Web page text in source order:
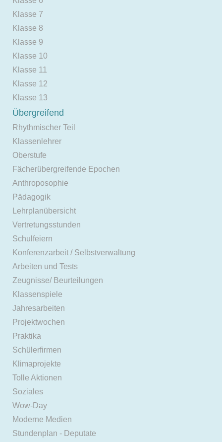
Klasse 7
Klasse 8
Klasse 9
Klasse 10
Klasse 11
Klasse 12
Klasse 13
Übergreifend
Rhythmischer Teil
Klassenlehrer
Oberstufe
Fächerübergreifende Epochen
Anthroposophie
Pädagogik
Lehrplanübersicht
Vertretungsstunden
Schulfeiern
Konferenzarbeit / Selbstverwaltung
Arbeiten und Tests
Zeugnisse/ Beurteilungen
Klassenspiele
Jahresarbeiten
Projektwochen
Praktika
Schülerfirmen
Klimaprojekte
Tolle Aktionen
Soziales
Wow-Day
Moderne Medien
Stundenplan - Deputate